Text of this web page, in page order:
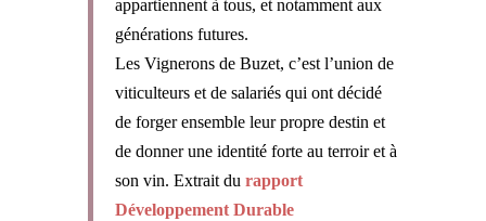
appartiennent à tous, et notamment aux
générations futures.
Les Vignerons de Buzet, c’est l’union de
viticulteurs et de salariés qui ont décidé
de forger ensemble leur propre destin et
de donner une identité forte au terroir et à
son vin. Extrait du rapport
Développement Durable